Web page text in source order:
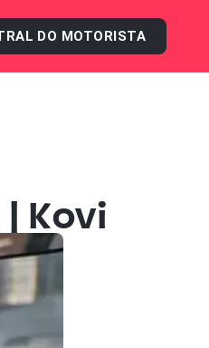
DO MOTORISTA
Kovi